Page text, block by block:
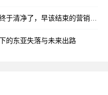
清净了，早该结束的营销闹剧
的东亚失落与未来出路